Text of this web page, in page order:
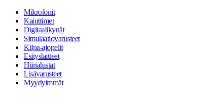
Mikrofonit
Kaiuttimet
Digitaalikynät
Simulaatiovarusteet
Kilpa-ajopelit
Esityslaitteet
Hiirialustat
Lisävarusteet
Myydyimmät